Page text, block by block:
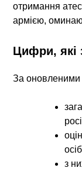
отримання
армією,
Цифри, які
За оновленими
осіб
з